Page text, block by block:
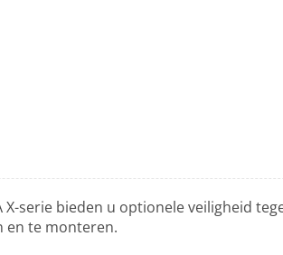
serie bieden u optionele veiligheid
en te monteren.